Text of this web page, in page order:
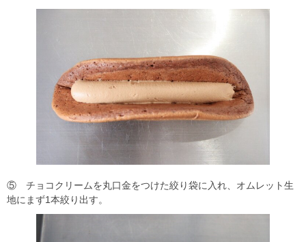
⑤ チョコクリームを丸口金をつけた絞り袋に入れ、オムレット生
地にまず1本絞り出す。